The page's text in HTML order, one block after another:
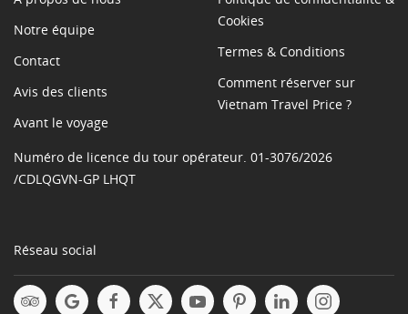
Notre équipe
Contact
Avis des clients
Avant le voyage
Cookies
Termes & Conditions
Comment réserver sur
Vietnam Travel Price ?
Numéro de licence du tour opérateur. 01-3076/2026
/CDLQGVN-GP LHQT
Réseau social